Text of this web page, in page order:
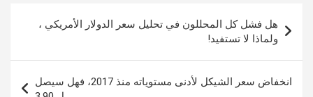
المقالات
هل فشل كل المحللون في تحليل سعر الدولار الأمريكي ،
ولماذا لا تستفيد!
انخفاض سعر الشيكل لأدنى مستوياته منذ 2017، فهل سيصل